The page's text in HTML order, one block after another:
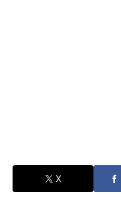
X